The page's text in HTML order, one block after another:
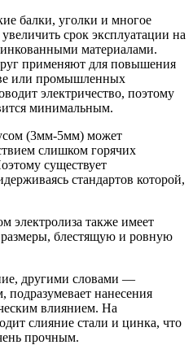
балки, уголки и многое
срок эксплуатации на
материалами.
применяют для повышения
или промышленных
электричество, поэтому
минимальным.
(3мм-5мм) может
слишком горячих
существует
стандартов которой,
электролиза также имеет
блестящую и ровную
другими словами —
подразумевает нанесения
влиянием. На
слияние стали и цинка, что
прочным.